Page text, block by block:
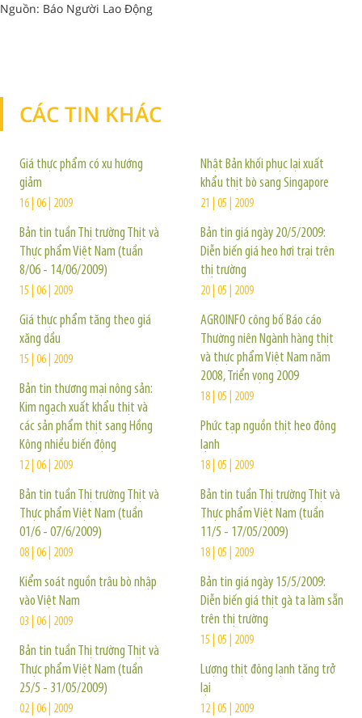
Nguồn: Báo Người Lao Động
CÁC TIN KHÁC
Giá thực phẩm có xu hướng
giảm
16 | 06 | 2009
Bản tin tuần Thị trường Thịt và
Thực phẩm Việt Nam (tuần
8/06 - 14/06/2009)
15 | 06 | 2009
Giá thực phẩm tăng theo giá
xăng dầu
15 | 06 | 2009
Bản tin thương mại nông sản:
Kim ngạch xuất khẩu thịt và
các sản phẩm thịt sang Hồng
Kông nhiều biến động
12 | 06 | 2009
Bản tin tuần Thị trường Thịt và
Thực phẩm Việt Nam (tuần
01/6 - 07/6/2009)
08 | 06 | 2009
Kiểm soát nguồn trâu bò nhập
vào Việt Nam
03 | 06 | 2009
Bản tin tuần Thị trường Thịt và
Thực phẩm Việt Nam (tuần
25/5 - 31/05/2009)
02 | 06 | 2009
Nhật Bản khối phục lại xuất
khẩu thịt bò sang Singapore
21 | 05 | 2009
Bản tin giá ngày 20/5/2009:
Diễn biến giá heo hơi trại trên
thị trường
20 | 05 | 2009
AGROINFO công bố Báo cáo
Thường niên Ngành hàng thịt
và thực phẩm Việt Nam năm
2008, Triển vọng 2009
18 | 05 | 2009
Phức tạp nguồn thịt heo đông
lạnh
18 | 05 | 2009
Bản tin tuần Thị trường Thịt và
Thực phẩm Việt Nam (tuần
11/5 - 17/05/2009)
18 | 05 | 2009
Bản tin giá ngày 15/5/2009:
Diễn biến giá thịt gà ta làm sẵn
trên thị trường
15 | 05 | 2009
Lượng thịt đông lạnh tăng trở
lại
12 | 05 | 2009